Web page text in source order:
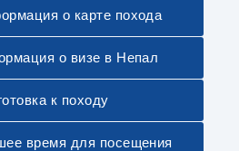
о карте похода
о визе в Непал
к походу